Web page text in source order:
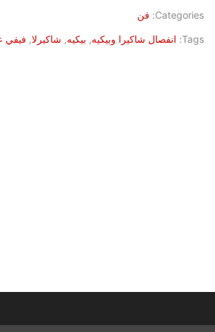
Categories: فن
Tags: انفصال شاكيرا وبيكيه, بيكيه, شاكيرلا, فيفي